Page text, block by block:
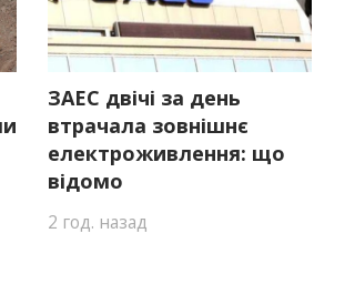
ЗАЕС двічі за день
втрачала зовнішнє
електроживлення: що
відомо
2 год. назад